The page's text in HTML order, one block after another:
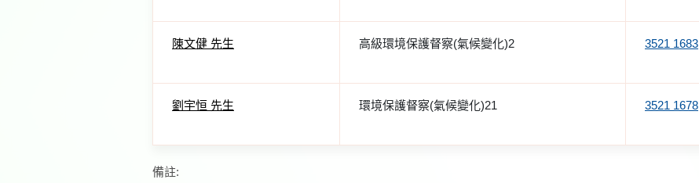
陳文健 先生 高級環境保護督察(氣候變化)2 3521 1683
劉宇恒 先生 環境保護督察(氣候變化)21 3521 1678
備註: